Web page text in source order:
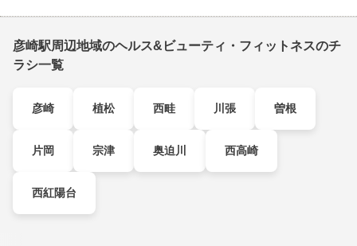
彦崎駅周辺地域のヘルス&ビューティ・フィットネスのチ
ラシ一覧
彦崎 植松 西畦 川張 曽根
片岡 宗津 奥迫川 西高崎
西紅陽台